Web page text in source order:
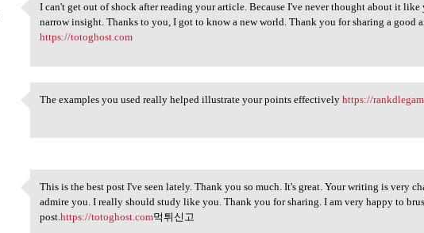
I can't get out of shock
I can't get out of shock after reading your article. Because I've never thought about it like
narrow insight. Thanks to you, I got to know a new world. Thank you for sharing a good
https://totoghost.com
The examples you used really
The examples you used really helped illustrate your points effectivelyhttps://
This is the best post I've
This is the best post I've seen lately. Thank you so much. It's great. Your writing is very
admire you. I really should study like you. Thank you for sharing. I am very happy to
post.https://totoghost.com먹튀신고